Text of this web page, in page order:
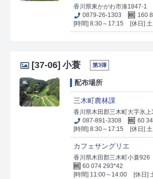
香川県東かがわ市湊1847-1
0879-26-1303
160
[時間] 8:30～17:15
[休日]
[37-06] 小蓑 第3弾
配布場所
三木町農林課
香川県木田郡三木町大字氷上
087-891-3308
60
[時間] 8:30～17:15
[休日]
カフェサングリエ
香川県木田郡三木町小蓑926
60 074 293*42
[時間] 11:00～14:00
[休日]